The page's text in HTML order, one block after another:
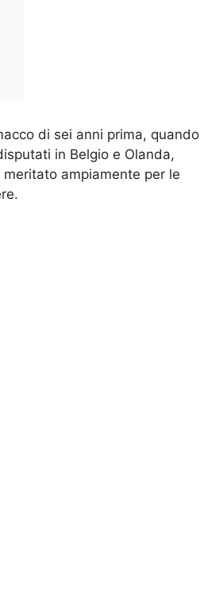
di sei anni prima, quando
in Belgio e Olanda,
ampiamente per le